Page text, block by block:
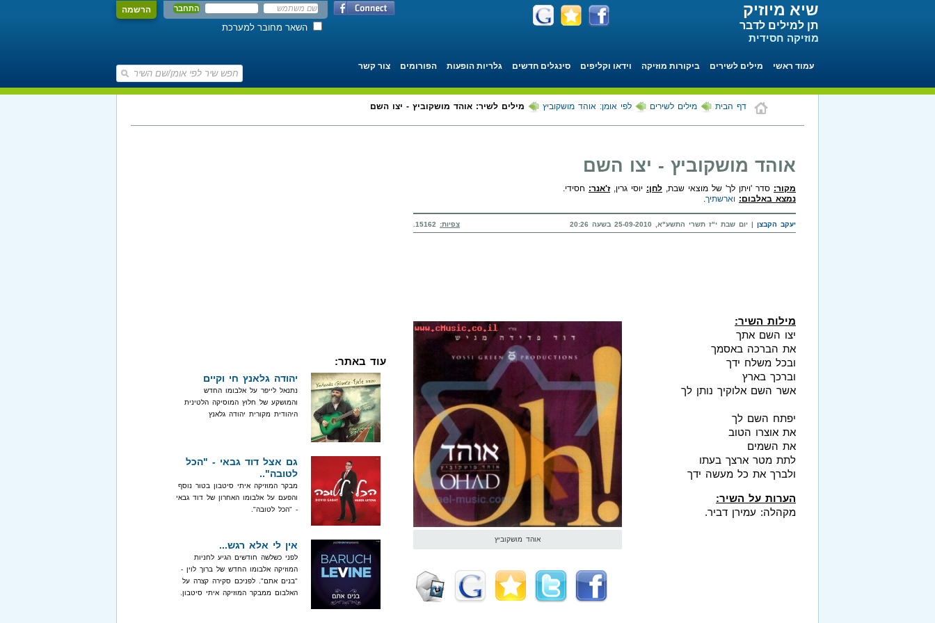
הרשמה
השאר מחובר למערכת
שיא מיוזיק
תן למילים לדבר
מוזיקה חסידית
עמוד ראשי מילים לשירים ביקורות מוזיקה וידאו וקליפים סינגלים חדשים גלריות הופעות הפורומים צור קשר
דף הבית מילים לשירים לפי אומן: אוהד מושקוביץ מילים לשיר: אוהד מושקוביץ - יצו השם
אוהד מושקוביץ - יצו השם
מקור: סדר 'ויתן לך' של מוצאי שבת, לחן: יוסי גרין,ז'אנר: חסידי.
נמצא באלבום: וארשתיך
יעקב הקבצן | יום שבת י"ז תשרי התשע"א, 25-09-2010 בשעה 20:26 צפיות:
אוהד מושקוביץ
מילות השיר:
יצו השם אתך
את הברכה באסמך
ובכל משלח ידך
וברכך בארץ
אשר השם אלוקיך נותן לך
יפתח השם לך
את אוצרו הטוב
את השמים
לתת מטר ארצך בעתו
ולברך את כל מעשה ידך
הערות על השיר:
מקהלה: עמירן דביר.
עוד באתר:
יהודה גלאנץ חי וקיים
נתנאל לייפר על אלבומו החדש
והמושקע של חלוץ המוסיקה הלטינית
היהודית מקורית יהודה גלאנץ
גם אצל דוד גבאי - "הכל
לטובה"..
מבקר המוזיקה איתי סיטבון בטור נוסף
והפעם על אלבומו האחרון של דוד גבאי
- "הכל לטובה".
אין לי אלא רגש...
לפני כשלשה חודשים הגיע לחניות
המוזיקה אלבומו החדש של ברוך לוין -
"בנים אתם". לפניכם סקירה קצרה על
האלבום ממבקר המוזיקה איתי סיטבון.